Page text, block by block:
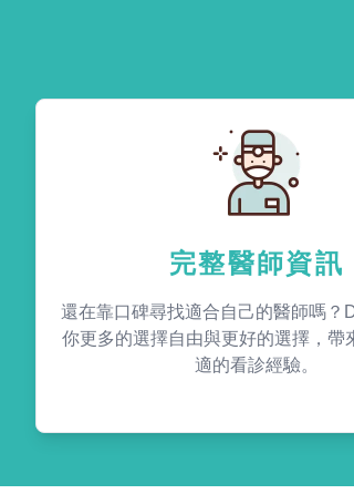
完整醫師資訊
還在靠口碑尋找適合自己的醫師嗎？
你更多的選擇自由與更好的選擇，帶
適的看診經驗。